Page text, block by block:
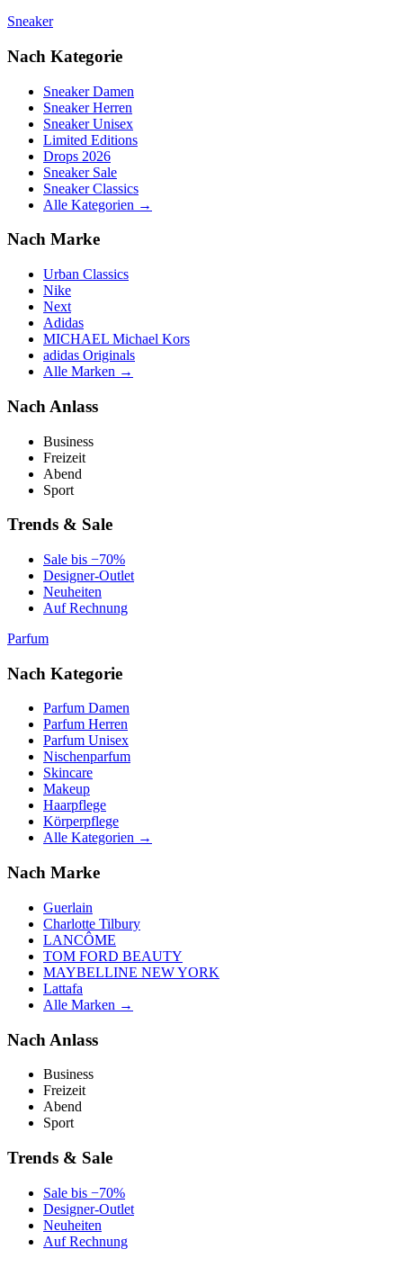
Sneaker
Nach Kategorie
Sneaker Damen
Sneaker Herren
Sneaker Unisex
Limited Editions
Drops 2026
Sneaker Sale
Sneaker Classics
Alle Kategorien →
Nach Marke
Urban Classics
Nike
Next
Adidas
MICHAEL Michael Kors
adidas Originals
Alle Marken →
Nach Anlass
Business
Freizeit
Abend
Sport
Trends & Sale
Sale bis −70%
Designer-Outlet
Neuheiten
Auf Rechnung
Parfum
Nach Kategorie
Parfum Damen
Parfum Herren
Parfum Unisex
Nischenparfum
Skincare
Makeup
Haarpflege
Körperpflege
Alle Kategorien →
Nach Marke
Guerlain
Charlotte Tilbury
LANCÔME
TOM FORD BEAUTY
MAYBELLINE NEW YORK
Lattafa
Alle Marken →
Nach Anlass
Business
Freizeit
Abend
Sport
Trends & Sale
Sale bis −70%
Designer-Outlet
Neuheiten
Auf Rechnung